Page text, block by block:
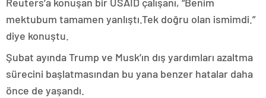
mektubum tamamen yanlıştı.Tek doğru olan ismimdi.”
diye konuştu.
Şubat ayında Trump ve Musk’ın dış yardımları azaltma
sürecini başlatmasından bu yana benzer hatalar daha
önce de yaşandı.